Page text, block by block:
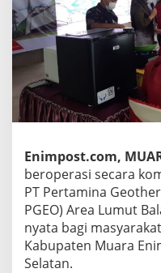
Enimpost.com,
beroperasi secara
PT Pertamina
PGEO) Area Lumut
nyata bagi
Kabupaten Muara
Selatan.